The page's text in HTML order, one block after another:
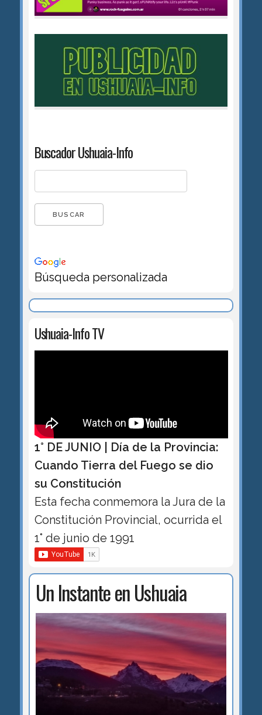
Buscador Ushuaia-Info
Búsqueda personalizada
Ushuaia-Info TV
1° DE JUNIO | Día de la Provincia:
Cuando Tierra del Fuego se dio
su Constitución
Esta fecha conmemora la Jura de la
Constitución Provincial, ocurrida el
1° de junio de 1991
Un Instante en Ushuaia